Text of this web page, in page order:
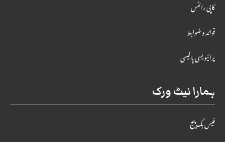
کاپی رائٹس
قوائد و ضوابط
پرائیویسی پالیسی
ہمارا نیٹ ورک
فیس بک پیج